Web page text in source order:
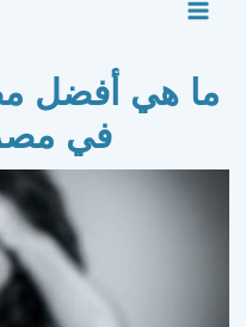
MAIN
ما هي أفضل
في